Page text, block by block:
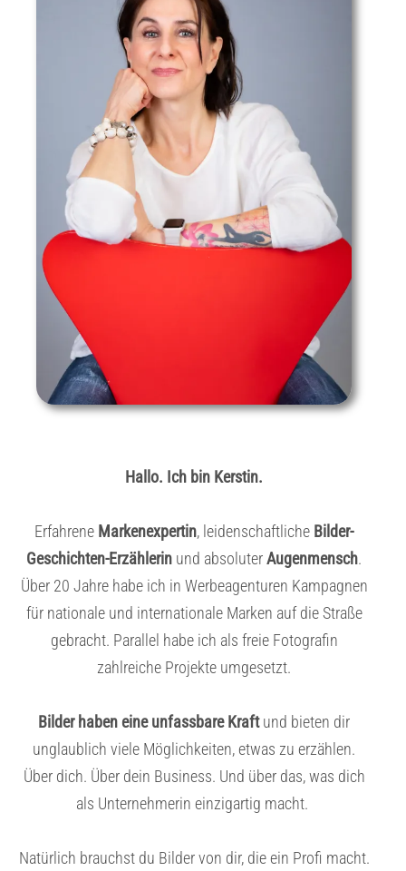
Hallo. Ich bin Kerstin.
Erfahrene Markenexpertin, leidenschaftliche Bilder-
Geschichten-Erzählerin und absoluterAugenmensch.
Über 20 Jahre habe ich in Werbeagenturen Kampagnen
für nationale und internationale Marken auf die Straße
gebracht. Parallel habe ich als freie Fotografin
zahlreiche Projekte umgesetzt.
Bilder haben eine unfassbare Kraftund bieten dir
unglaublich viele Möglichkeiten, etwas zu erzählen.
Über dich. Über dein Business. Und über das, was dich
als Unternehmerin einzigartig macht.
Natürlich brauchst du Bilder von dir, die ein Profi macht.